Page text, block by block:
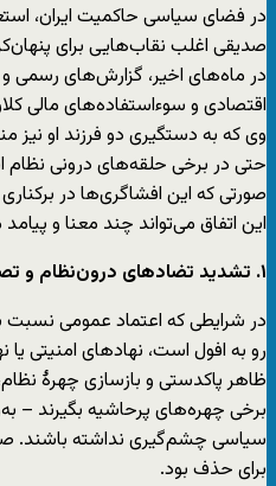
در فضای سیاسی حاکمیت ایران،
صدیقی اغلب نقاب‌هایی برای
در ماه‌های اخیر، گزارش‌های رسمی
اقتصادی و سوء‌استفاده‌های مالی
وی که به دستگیری دو فرزند او نیز
حتی در برخی حلقه‌های درونی نظام
صورتی که این افشاگری‌ها در
این اتفاق می‌تواند چند معنا و
۱. تشدید تضادهای درون‌نظام و
در شرایطی که اعتماد عمومی
رو به افول است، نهادهای امنیتی
ظاهر پاکدستی و بازسازی چهرۀ
برخی چهره‌های پرحاشیه بگیرند –
سیاسی چشم‌گیری نداشته باشند.
برای حذف بود.